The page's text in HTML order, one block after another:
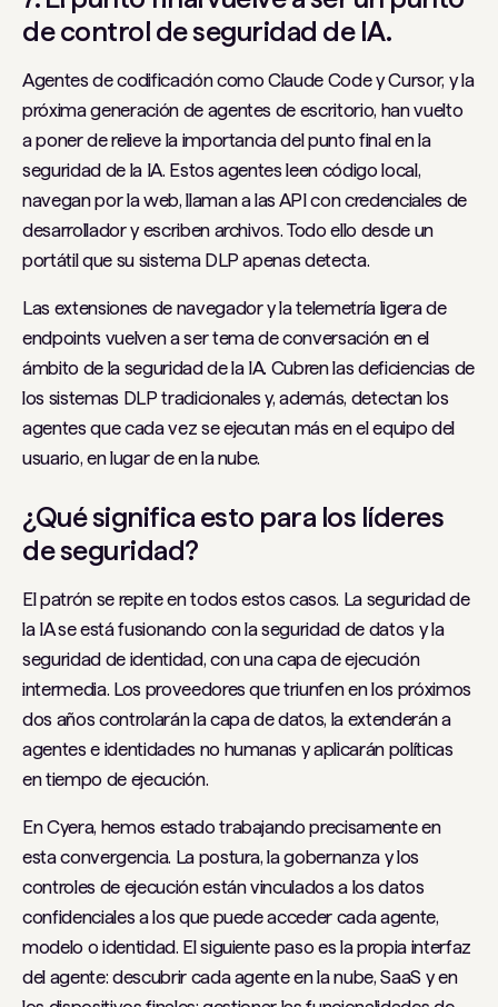
de control de seguridad de IA.
Agentes de codificación como Claude Code y Cursor, y la
próxima generación de agentes de escritorio, han vuelto
a poner de relieve la importancia del punto final en la
seguridad de la IA. Estos agentes leen código local,
navegan por la web, llaman a las API con credenciales de
desarrollador y escriben archivos. Todo ello desde un
portátil que su sistema DLP apenas detecta.
Las extensiones de navegador y la telemetría ligera de
endpoints vuelven a ser tema de conversación en el
ámbito de la seguridad de la IA. Cubren las deficiencias de
los sistemas DLP tradicionales y, además, detectan los
agentes que cada vez se ejecutan más en el equipo del
usuario, en lugar de en la nube.
¿Qué significa esto para los líderes
de seguridad?
El patrón se repite en todos estos casos. La seguridad de
la IA se está fusionando con la seguridad de datos y la
seguridad de identidad, con una capa de ejecución
intermedia. Los proveedores que triunfen en los próximos
dos años controlarán la capa de datos, la extenderán a
agentes e identidades no humanas y aplicarán políticas
en tiempo de ejecución.
En Cyera, hemos estado trabajando precisamente en
esta convergencia. La postura, la gobernanza y los
controles de ejecución están vinculados a los datos
confidenciales a los que puede acceder cada agente,
modelo o identidad. El siguiente paso es la propia interfaz
del agente: descubrir cada agente en la nube, SaaS y en